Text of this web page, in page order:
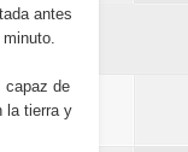
antes
capaz de
la tierra y